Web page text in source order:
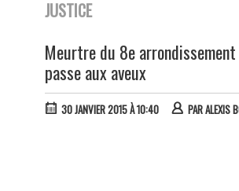
JUSTICE
Meurtre du 8e
passe aux aveux
30 JANVIER 2015 À 10:40 PARALEXIS